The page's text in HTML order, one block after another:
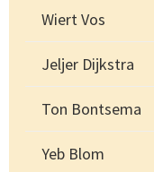
Wiert Vos
Jeljer Dijkstra
Ton Bontsema
Yeb Blom